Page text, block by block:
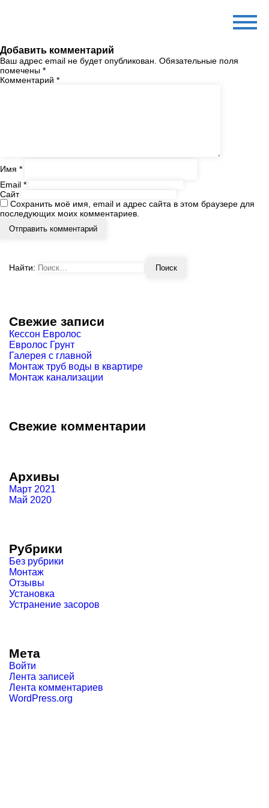
Добавить комментарий
Ваш адрес email не будет опубликован. Обязательные поля
помечены *
Комментарий *
Имя *
Email *
Сайт
Сохранить моё имя, email и адрес сайта в этом браузере для
последующих моих комментариев.
Найти:
Свежие записи
Кессон Евролос
Евролос Грунт
Галерея с главной
Монтаж труб воды в квартире
Монтаж канализации
Свежие комментарии
Архивы
Март 2021
Май 2020
Рубрики
Без рубрики
Монтаж
Отзывы
Установка
Устранение засоров
Мета
Войти
Лента записей
Лента комментариев
WordPress.org